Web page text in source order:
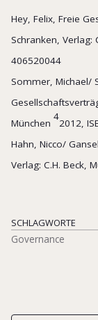
Hey, Felix, Freie
Schranken, Verlag:
406520044
Sommer, Michael/
München
4
2012,
Hahn, Nicco/
Verlag: C.H. Beck,
SCHLAGWORTE
Governance